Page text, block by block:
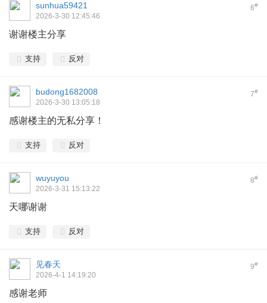
6#
sunhua59421
2026-3-30 12:45:46
谢谢楼主分享
支持 反对
7#
budong1682008
2026-3-30 13:05:18
感谢楼主的无私分享！
支持 反对
8#
wuyuyou
2026-3-31 15:13:22
天哪谢谢
支持 反对
9#
见春天
2026-4-1 14:19:20
感谢老师